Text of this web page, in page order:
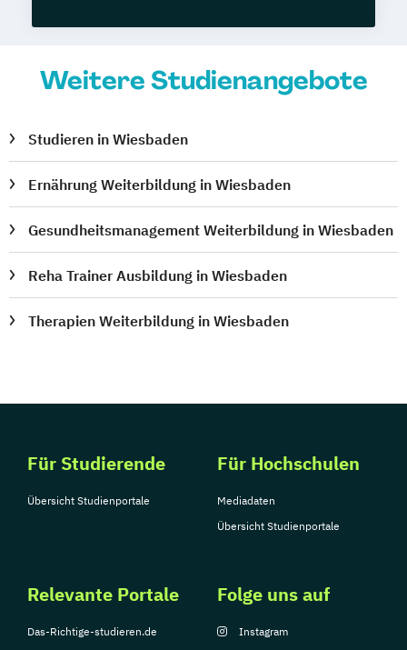
Weitere Studienangebote
Studieren in Wiesbaden
Ernährung Weiterbildung in Wiesbaden
Gesundheitsmanagement Weiterbildung in Wiesbaden
Reha Trainer Ausbildung in Wiesbaden
Therapien Weiterbildung in Wiesbaden
Für Studierende
Übersicht Studienportale
Für Hochschulen
Mediadaten
Übersicht Studienportale
Relevante Portale
Das-Richtige-studieren.de
Folge uns auf
Instagram